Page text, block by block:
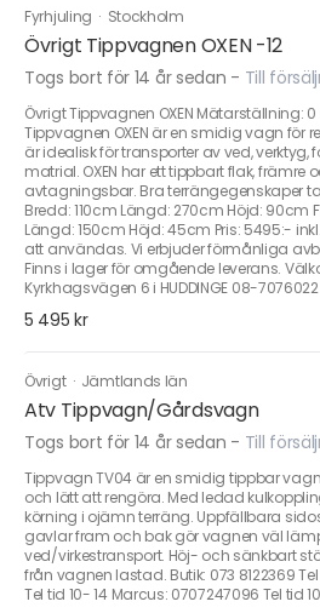
Fyrhjuling · Stockholm
Övrigt Tippvagnen OXEN -12
Togs bort för 14 år sedan - Till
Övrigt Tippvagnen OXEN Mätarställning:
Tippvagnen OXEN är en smidig vagn för
är idealisk för transporter av ved,
matrial. OXEN har ett tippbart flak, främre
avtagningsbar. Bra terrängegenskaper
Bredd: 110cm Längd: 270cm Höjd: 90cm
Längd: 150cm Höjd: 45cm Pris: 5495:-
att användas. Vi erbjuder förmånliga
Finns i lager för omgående leverans.
Kyrkhagsvägen 6 i HUDDINGE 08-7076022
5 495 kr
Övrigt · Jämtlands län
Atv Tippvagn/Gårdsvagn
Togs bort för 14 år sedan - Till
Tippvagn TV04 är en smidig tippbar
och lätt att rengöra. Med ledad
körning i ojämn terräng. Uppfällbara
gavlar fram och bak gör vagnen väl
ved/virkestransport. Höj- och sänkbart
från vagnen lastad. Butik: 073 8122369
Tel tid 10- 14 Marcus: 0707247096 Tel tid